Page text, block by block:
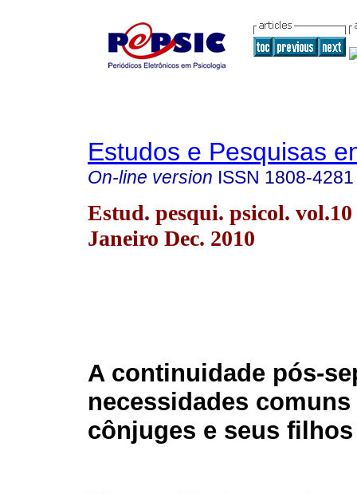
Estudos e Pesquisas
On-line version ISSN 1808-4281
Estud. pesqui. psicol.
Janeiro Dec. 2010
A continuidade pós-
necessidades comuns
cônjuges e seus filhos